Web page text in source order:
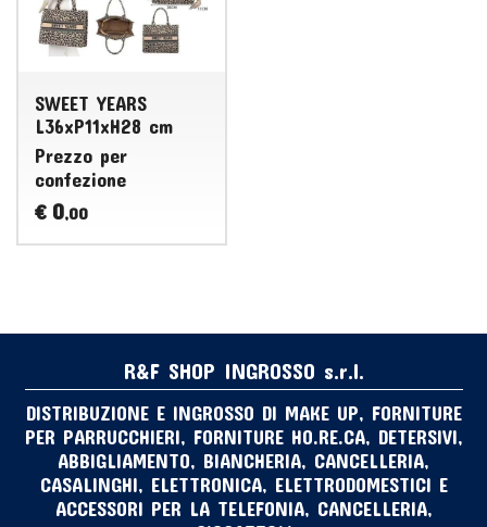
SWEET YEARS
L36xP11xH28 cm
Prezzo per
confezione
€ 0,00
R&F SHOP INGROSSO s.r.l.
DISTRIBUZIONE E INGROSSO DI MAKE UP, FORNITURE
PER PARRUCCHIERI, FORNITURE HO.RE.CA, DETERSIVI,
ABBIGLIAMENTO, BIANCHERIA, CANCELLERIA,
CASALINGHI, ELETTRONICA, ELETTRODOMESTICI E
ACCESSORI PER LA TELEFONIA, CANCELLERIA,